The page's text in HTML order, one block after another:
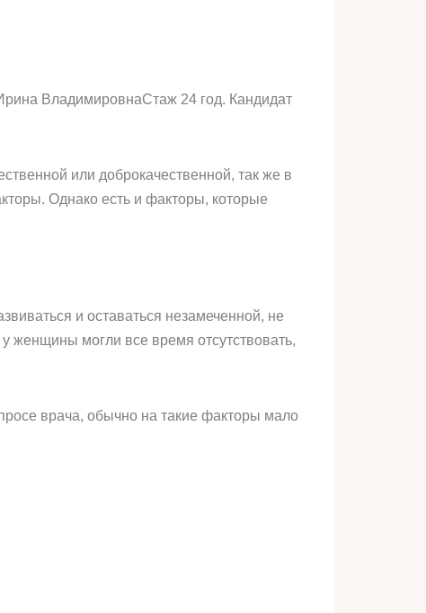
ВладимировнаСтаж 24 год. Кандидат
или доброкачественной, так же в
Однако есть и факторы, которые
и оставаться незамеченной, не
женщины могли все время отсутствовать,
врача, обычно на такие факторы мало